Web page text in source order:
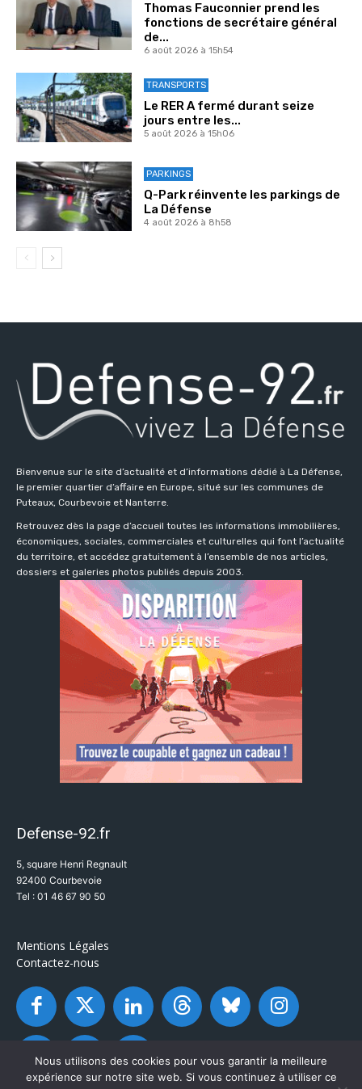
Thomas Fauconnier prend les
fonctions de secrétaire général
de...
6 août 2026 à 15h54
TRANSPORTS
Le RER A fermé durant seize
jours entre les...
5 août 2026 à 15h06
PARKINGS
Q-Park réinvente les parkings de
La Défense
4 août 2026 à 8h58
Bienvenue sur le site d’actualité et d’informations dédié à La Défense,
le premier quartier d’affaire en Europe, situé sur les communes de
Puteaux, Courbevoie et Nanterre.
Retrouvez dès la page d’accueil toutes les informations immobilières,
économiques, sociales, commerciales et culturelles qui font l’actualité
du territoire, et accédez gratuitement à l’ensemble de nos articles,
dossiers et galeries photos publiés depuis 2003.
Defense-92.fr
5, square Henri Regnault
92400 Courbevoie
Tel : 01 46 67 90 50
Mentions Légales
Contactez-nous
Nous utilisons des cookies pour vous garantir la meilleure
expérience sur notre site web. Si vous continuez à utiliser ce